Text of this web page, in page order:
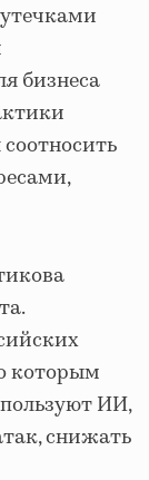
бизнеса
которым
ИИ,
снижать